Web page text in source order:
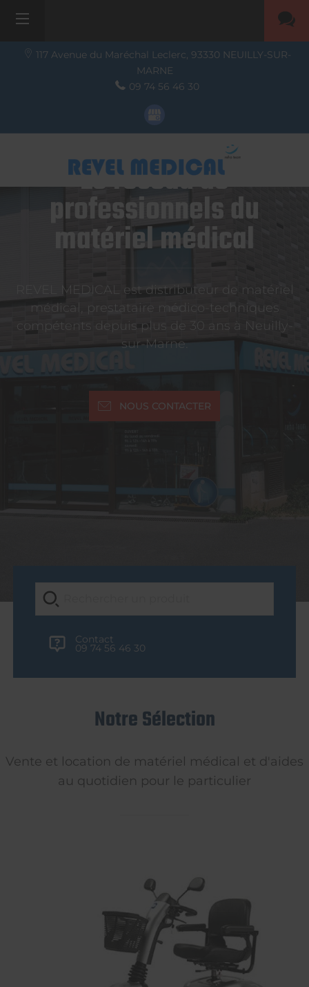
117 Avenue du Maréchal Leclerc, 93330 NEUILLY-SUR-
MARNE
09 74 56 46 30
Le réseau de
professionnels du
matériel médical
REVEL MEDICAL est distributeur de matériel
médical, prestataire médico-techniques
compétents depuis plus de 30 ans à Neuilly-
sur-Marne.
NOUS CONTACTER
Contact
09 74 56 46 30
Notre Sélection
Vente et location de matériel médical et d'aides
au quotidien pour le particulier